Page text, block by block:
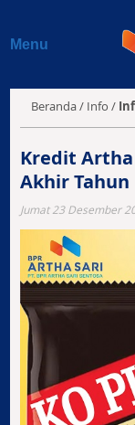
Produk & Layanan
Info BPR
Kontak Kami
E-Magazine
Menu
Beranda/ Info /
Kredit
Akhir Tahun
Jumat 23 Desember